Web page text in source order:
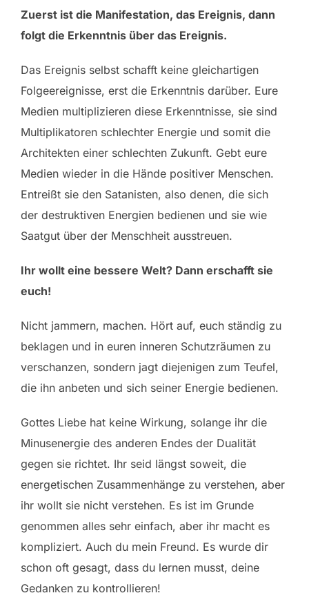
Zuerst ist die Manifestation, das Ereignis, dann
folgt die Erkenntnis über das Ereignis.
Das Ereignis selbst schafft keine gleichartigen
Folgeereignisse, erst die Erkenntnis darüber. Eure
Medien multiplizieren diese Erkenntnisse, sie sind
Multiplikatoren schlechter Energie und somit die
Architekten einer schlechten Zukunft. Gebt eure
Medien wieder in die Hände positiver Menschen.
Entreißt sie den Satanisten, also denen, die sich
der destruktiven Energien bedienen und sie wie
Saatgut über der Menschheit ausstreuen.
Ihr wollt eine bessere Welt? Dann erschafft sie
euch!
Nicht jammern, machen. Hört auf, euch ständig zu
beklagen und in euren inneren Schutzräumen zu
verschanzen, sondern jagt diejenigen zum Teufel,
die ihn anbeten und sich seiner Energie bedienen.
Gottes Liebe hat keine Wirkung, solange ihr die
Minusenergie des anderen Endes der Dualität
gegen sie richtet. Ihr seid längst soweit, die
energetischen Zusammenhänge zu verstehen, aber
ihr wollt sie nicht verstehen. Es ist im Grunde
genommen alles sehr einfach, aber ihr macht es
kompliziert. Auch du mein Freund. Es wurde dir
schon oft gesagt, dass du lernen musst, deine
Gedanken zu kontrollieren!